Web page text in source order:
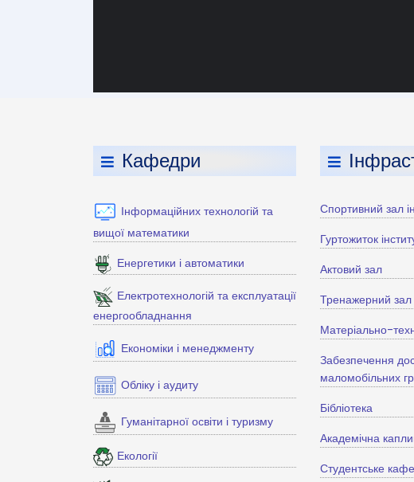
Кафедри
Інформаційних технологій та
вищої математики
Енергетики і автоматики
Електротехнологій та експлуатації
енергообладнання
Економіки і менеджменту
Обліку і аудиту
Гуманітарної освіти і туризму
Екології
Спортивний зал
Гуртожиток
Актовий зал
Тренажерний зал
Матеріально-
Забезпечення
маломобільних
Бібліотека
Академічна
Студентське кафе